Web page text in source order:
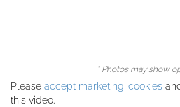
* Photos may show
Please accept marketing-cookies
this video.